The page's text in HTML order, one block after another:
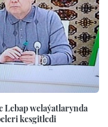
Lebap welaýatlarynda
kesgitledi